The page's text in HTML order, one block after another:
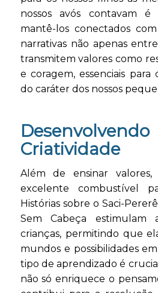
nossos avós contavam
mantê-los conectados com
narrativas não apenas
transmitem valores como
e coragem, essenciais
do caráter dos nossos
Criatividade
Além de ensinar
excelente combustível
Histórias sobre o Saci-
Sem Cabeça estimulam
crianças, permitindo que
mundos e possibilidades
tipo de aprendizado é
não só enriquece o